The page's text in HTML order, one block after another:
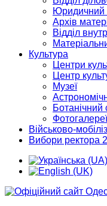
Юридичний
Архів
Відділ
Культура
Центри
Центр
Музеї
Ботанічний
Фотогалереї
Військово-
Вибори ректора